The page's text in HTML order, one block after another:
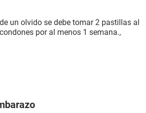
un olvido se debe tomar 2 pastillas al
por al menos 1 semana.,